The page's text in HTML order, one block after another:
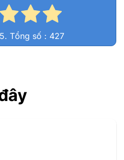
Tổng số : 427